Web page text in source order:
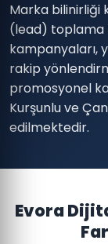
Marka bilinirliği
(lead) toplama
kampanyaları,
rakip
promosyonel
Kurşunlu ve
edilmektedir.
Evora